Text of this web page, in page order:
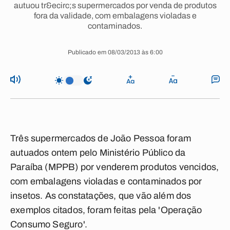
autuou tr&ecirc;s supermercados por venda de produtos
fora da validade, com embalagens violadas e
contaminados.
Publicado em 08/03/2013 às 6:00
Três supermercados de João Pessoa foram
autuados ontem pelo Ministério Público da
Paraíba (MPPB) por venderem produtos vencidos,
com embalagens violadas e contaminados por
insetos. As constatações, que vão além dos
exemplos citados, foram feitas pela 'Operação
Consumo Seguro'.